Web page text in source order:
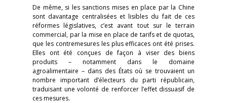
De même, si les sanctions mises en place par la Chine
sont davantage centralisées et lisibles du fait de ces
réformes législatives, c’est avant tout sur le terrain
commercial, par la mise en place de tarifs et de quotas,
que les contremesures les plus efficaces ont été prises.
Elles ont été conçues de façon à viser des biens
produits – notamment dans le domaine
agroalimentaire – dans des États où se trouvaient un
nombre important d’électeurs du parti républicain,
traduisant une volonté de renforcer l’effet dissuasif de
ces mesures.